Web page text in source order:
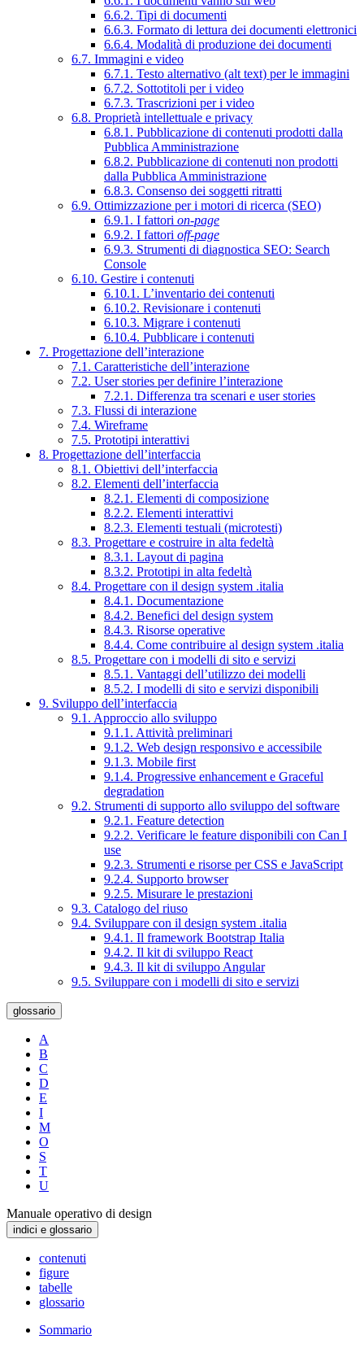
6.6.2. Tipi di documenti
6.6.3. Formato di lettura dei documenti elettronici
6.6.4. Modalità di produzione dei documenti
6.7. Immagini e video
6.7.1. Testo alternativo (alt text) per le immagini
6.7.2. Sottotitoli per i video
6.7.3. Trascrizioni per i video
6.8. Proprietà intellettuale e privacy
6.8.1. Pubblicazione di contenuti prodotti dalla
Pubblica Amministrazione
6.8.2. Pubblicazione di contenuti non prodotti
dalla Pubblica Amministrazione
6.8.3. Consenso dei soggetti ritratti
6.9. Ottimizzazione per i motori di ricerca (SEO)
6.9.1. I fattori on-page
6.9.2. I fattori off-page
6.9.3. Strumenti di diagnostica SEO: Search
Console
6.10. Gestire i contenuti
6.10.1. L’inventario dei contenuti
6.10.2. Revisionare i contenuti
6.10.3. Migrare i contenuti
6.10.4. Pubblicare i contenuti
7. Progettazione dell’interazione
7.1. Caratteristiche dell’interazione
7.2. User stories per definire l’interazione
7.2.1. Differenza tra scenari e user stories
7.3. Flussi di interazione
7.4. Wireframe
7.5. Prototipi interattivi
8. Progettazione dell’interfaccia
8.1. Obiettivi dell’interfaccia
8.2. Elementi dell’interfaccia
8.2.1. Elementi di composizione
8.2.2. Elementi interattivi
8.2.3. Elementi testuali (microtesti)
8.3. Progettare e costruire in alta fedeltà
8.3.1. Layout di pagina
8.3.2. Prototipi in alta fedeltà
8.4. Progettare con il design system .italia
8.4.1. Documentazione
8.4.2. Benefici del design system
8.4.3. Risorse operative
8.4.4. Come contribuire al design system .italia
8.5. Progettare con i modelli di sito e servizi
8.5.1. Vantaggi dell’utilizzo dei modelli
8.5.2. I modelli di sito e servizi disponibili
9. Sviluppo dell’interfaccia
9.1. Approccio allo sviluppo
9.1.1. Attività preliminari
9.1.2. Web design responsivo e accessibile
9.1.3. Mobile first
9.1.4. Progressive enhancement e Graceful
degradation
9.2. Strumenti di supporto allo sviluppo del software
9.2.1. Feature detection
9.2.2. Verificare le feature disponibili con Can I
use
9.2.3. Strumenti e risorse per CSS e JavaScript
9.2.4. Supporto browser
9.2.5. Misurare le prestazioni
9.3. Catalogo del riuso
9.4. Sviluppare con il design system .italia
9.4.1. Il framework Bootstrap Italia
9.4.2. Il kit di sviluppo React
9.4.3. Il kit di sviluppo Angular
9.5. Sviluppare con i modelli di sito e servizi
glossario
A
B
C
D
E
I
M
O
S
T
U
Manuale operativo di design
indici e glossario
contenuti
figure
tabelle
glossario
Sommario